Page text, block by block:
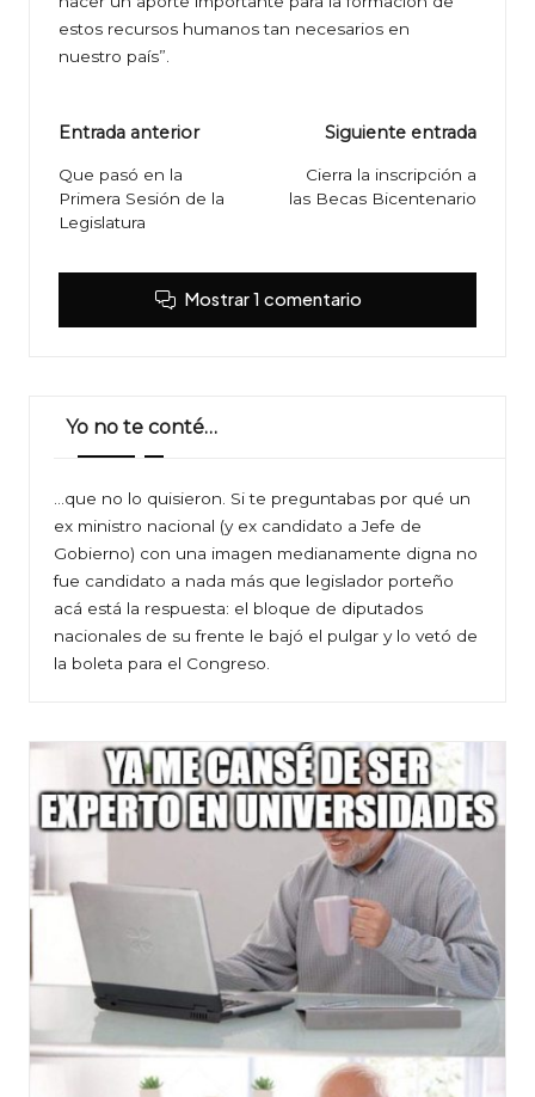
estos recursos humanos tan necesarios en
nuestro país”.
Navegación
de
entradas
Entrada anterior
Que pasó en la
Primera Sesión de la
Legislatura
Siguiente entrada
Cierra la inscripción a
las Becas Bicentenario
Mostrar 1 comentario
Yo no te conté…
…que no lo quisieron. Si te preguntabas por qué un
ex ministro nacional (y ex candidato a Jefe de
Gobierno) con una imagen medianamente digna no
fue candidato a nada más que legislador porteño
acá está la respuesta: el bloque de diputados
nacionales de su frente le bajó el pulgar y lo vetó de
la boleta para el Congreso.